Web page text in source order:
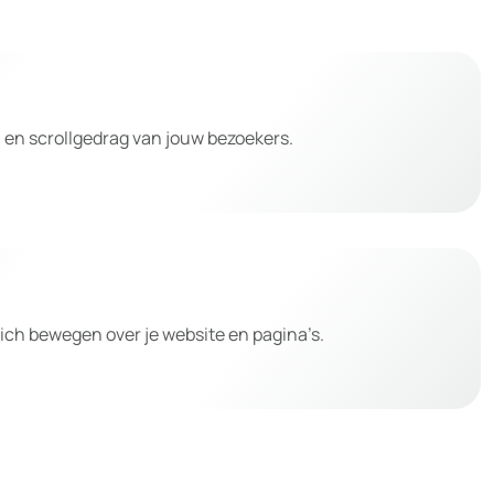
scrollgedrag van jouw bezoekers.
bewegen over je website en pagina’s.